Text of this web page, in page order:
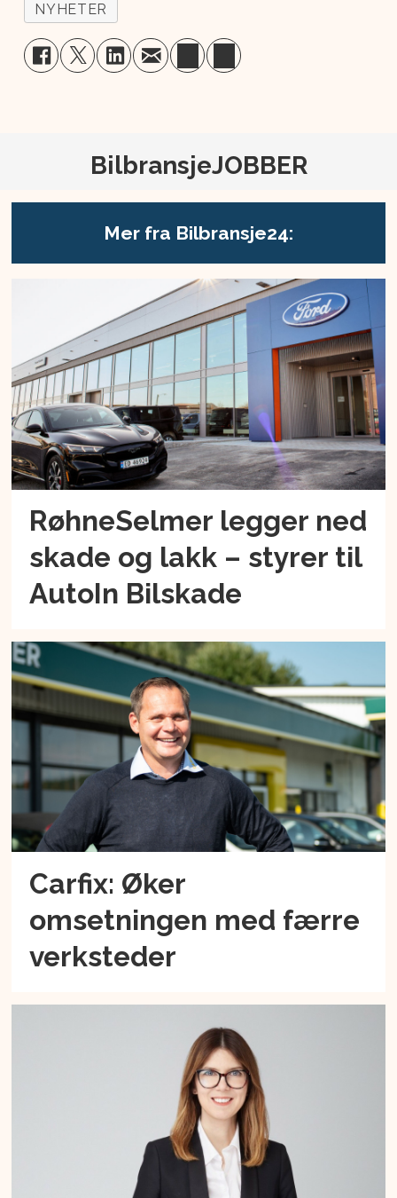
NYHETER
BilbransjeJOBBER
Mer fra Bilbransje24:
RøhneSelmer legger ned
skade og lakk – styrer til
AutoIn Bilskade
Carfix: Øker
omsetningen med færre
verksteder